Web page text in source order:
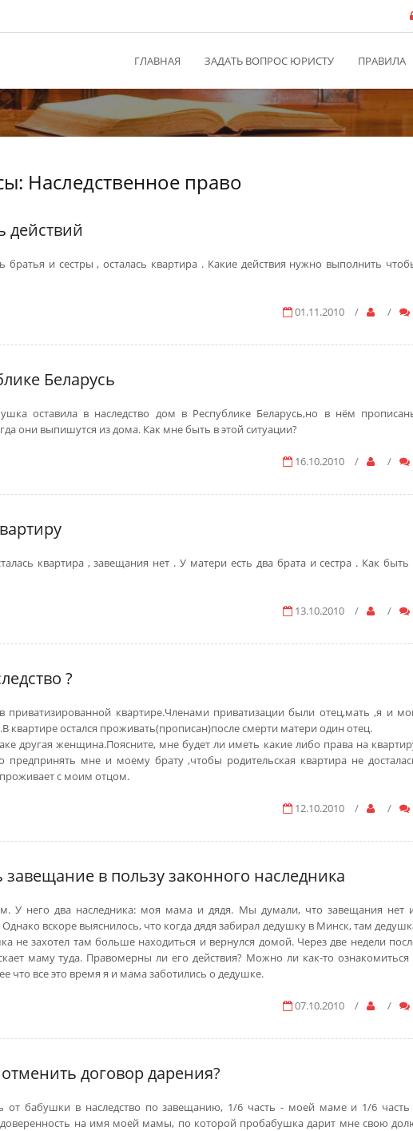
ГЛАВНАЯ ЗАДАТЬ ВОПРОС ЮРИСТУ ПРАВИЛА
Наследственное право
действий
и сестры , осталась квартира . Какие действия нужно выполнить
01.11.2010 / /
Беларусь
оставила в наследство дом в Республике Беларусь,но в нём
они выпишутся из дома. Как мне быть в этой ситуации?
16.10.2010 / /
квартира , завещания нет . У матери есть два брата и сестра . Как быть
13.10.2010 / /
?
квартире.Членами приватизации были отец,мать ,я и
квартире остался проживать(прописан)после смерти матери один отец.
другая женщина.Поясните, мне будет ли иметь какие либо права на
мне и моему брату ,чтобы родительская квартира не
с моим отцом.
12.10.2010 / /
в пользу законного наследника
У него два наследника: моя мама и дядя. Мы думали, что завещания нет
вскоре выяснилось, что когда дядя забирал дедушку в Минск, там
не захотел там больше находиться и вернулся домой. Через две недели
маму туда. Правомерны ли его действия? Можно ли как-то ознакомиться
все это время я и мама заботились о дедушке.
07.10.2010 / /
договор дарения?
от бабушки в наследство по завещанию, 1/6 часть - моей маме и 1/6
на имя моей мамы, по которой пробабушка дарит мне свою